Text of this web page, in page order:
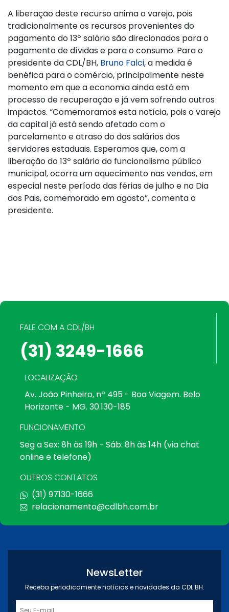
A liberação deste recurso anima o varejo, pois
tradicionalmente os recursos provenientes do
pagamento do 13º salário são direcionados para o
pagamento de dívidas e para o consumo. Para o
presidente da CDL/BH, Bruno Falci, a medida é
benéfica para o comércio, principalmente neste
momento em que a economia ainda está em
processo de recuperação e já vem sofrendo outros
impactos. “Comemoramos esta notícia, pois o varejo
da capital já está sendo afetado com o
parcelamento e atraso do dos salários dos
servidores estaduais. Esperamos que, com a
liberação do 13º salário do funcionalismo público
municipal, ocorra um aquecimento nas vendas, em
especial neste período das férias de julho e no Dia
dos Pais, comemorado em agosto”, comenta o
presidente.
FALE COM A CDL/BH
(31) 3249-1666
LOCALIZAÇÃO
Av. João Pinheiro, nº 495 - Boa Viagem. Belo
Horizonte - MG. 30.130-185
FUNCIONAMENTO
Seg a Sex: 8h às 19h - Sáb: 8h às 14h (via chat
online e telefone)
OUTROS CONTATOS
(31) 97130-1666
relacionamento@cdlbh.com.br
NewsLetter
Receba periodicamente notícias e novidades da CDL BH.